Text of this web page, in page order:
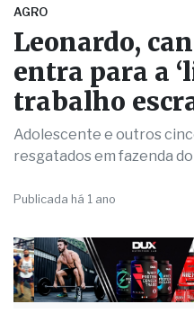
entra para a
trabalho
Adolescente e outros
resgatados em fazenda do